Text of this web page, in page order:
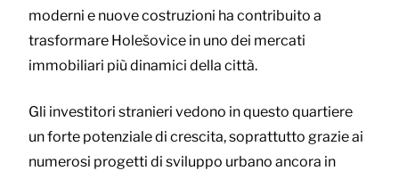
moderni e nuove costruzioni ha contribuito a
trasformare Holešovice in uno dei mercati
immobiliari più dinamici della città.
Gli investitori stranieri vedono in questo quartiere
un forte potenziale di crescita, soprattutto grazie ai
numerosi progetti di sviluppo urbano ancora in